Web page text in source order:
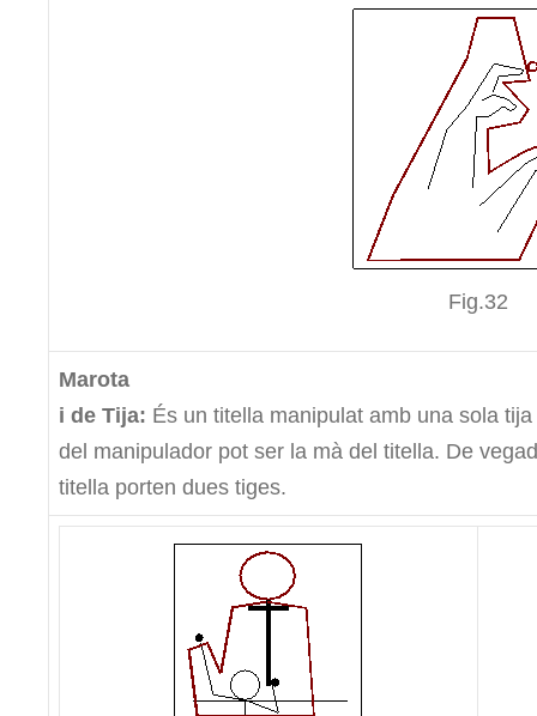
Fig.32
Marota
i de Tija: És un titella manipulat amb una sola
del manipulador pot ser la mà del titella. De
titella porten dues tiges.